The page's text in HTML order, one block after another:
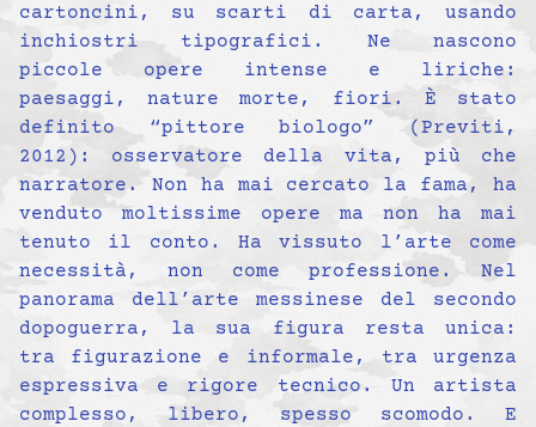
cartoncini, su scarti di carta, usando
inchiostri tipografici. Ne nascono
piccole opere intense e liriche:
paesaggi, nature morte, fiori. È stato
definito “pittore biologo” (Previti,
2012): osservatore della vita, più che
narratore. Non ha mai cercato la fama, ha
venduto moltissime opere ma non ha mai
tenuto il conto. Ha vissuto l’arte come
necessità, non come professione. Nel
panorama dell’arte messinese del secondo
dopoguerra, la sua figura resta unica:
tra figurazione e informale, tra urgenza
espressiva e rigore tecnico. Un artista
complesso, libero, spesso scomodo. E